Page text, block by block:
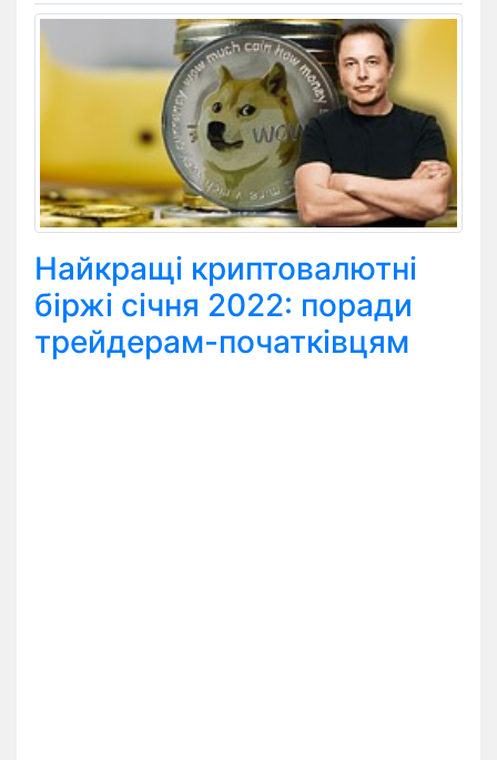
Найкращі криптовалютні
біржі січня 2022: поради
трейдерам-початківцям